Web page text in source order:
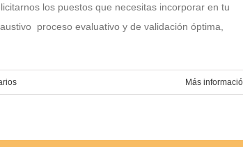
los puestos que necesitas incorporar en tu
proceso evaluativo y de validación óptima,
Más